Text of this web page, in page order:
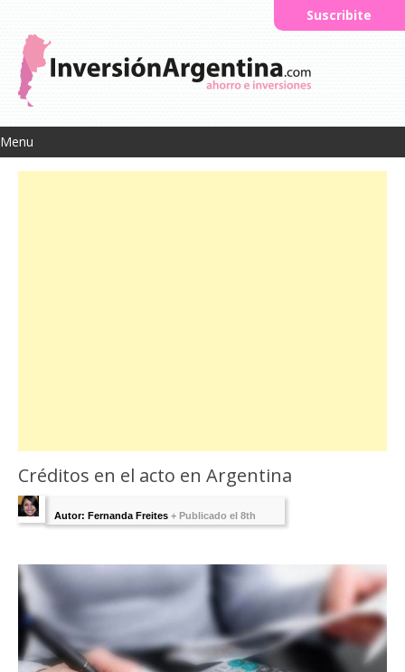
Menu
Suscribite
Créditos en el acto en Argentina
Autor: Fernanda Freites + Publicado el 8th